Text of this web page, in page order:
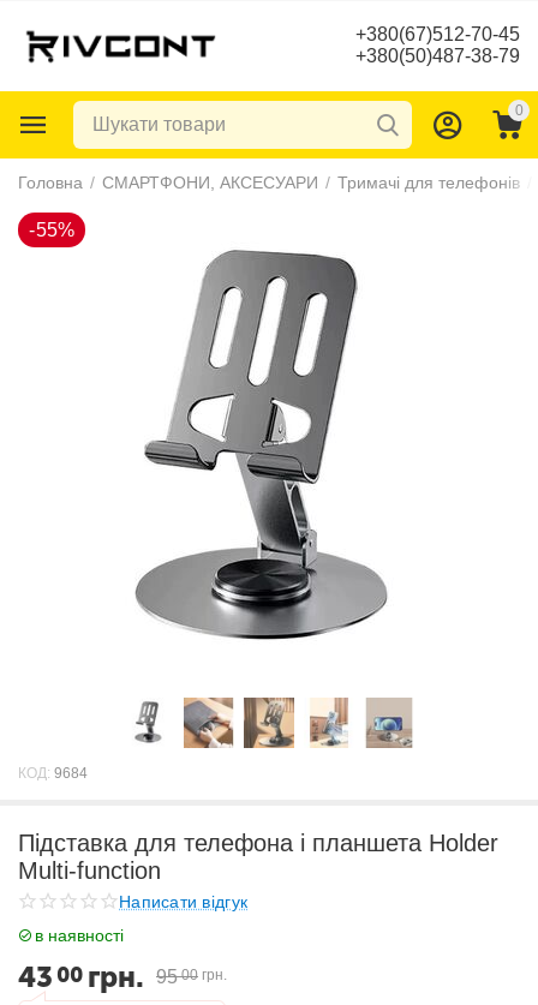
+380(67)512-70-45
+380(50)487-38-79
0
Головна / СМАРТФОНИ, АКСЕСУАРИ / Тримачі для телефонів
КОД: 9684
Підставка для телефона і планшета Holder
Multi-function
Написати відгук
в наявності
43 00 грн. 95 00 грн.